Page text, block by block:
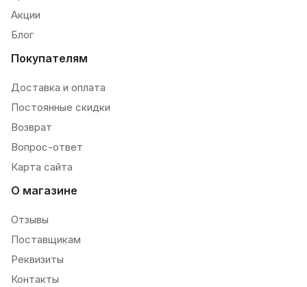
Акции
Блог
Покупателям
Доставка и оплата
Постоянные скидки
Возврат
Вопрос-ответ
Карта сайта
О магазине
Отзывы
Поставщикам
Реквизиты
Контакты